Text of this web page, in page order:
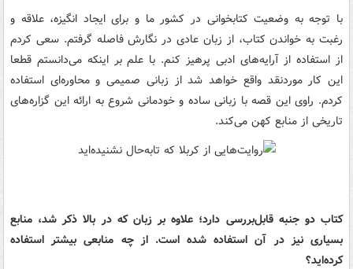
با توجه به وضعیت کتابخوانی در کشور ما و برای ایجاد انگیزه، علاقه و
رغبت به خواندن کتاب، از زبان عادی در نگارش فاصله گرفتم. سعی کردم
از استفاده از آرایه‌های ادبی پرهیز کنم. با علم بر اینکه می‌دانستم قطعا
این کار موردنقد واقع خواهد شد از زبانی صمیمی و محاوره‌ای استفاده
کردم. راوی این قصه با زبانی ساده و خودمانی شروع به ارائه این گزاره‌های
تاریخی از منابع کهن می‌کند.
کتاب دو جنبه قابل‌بررسی دارد؛ علاوه بر زبان که در بالا ذکر شد، منابع
بسیاری نیز در آن استفاده شده است. از چه منابعی بیشتر استفاده
کرده‌اید؟